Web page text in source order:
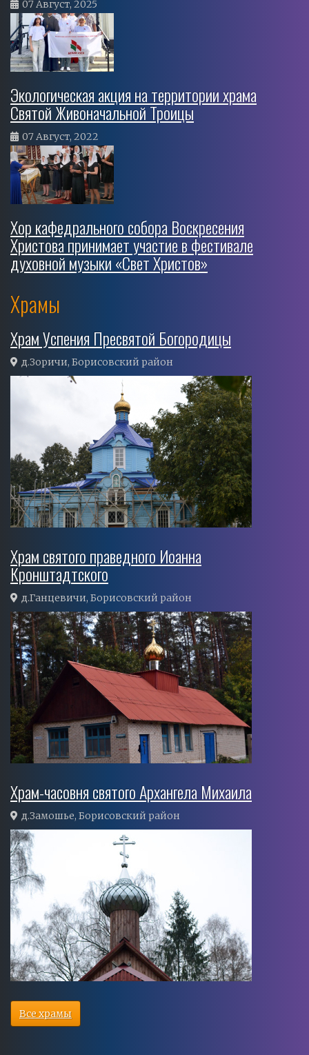
07 Август, 2025
Экологическая акция на территории храма
Святой Живоначальной Троицы
07 Август, 2022
Хор кафедрального собора Воскресения
Христова принимает участие в фестивале
духовной музыки «Свет Христов»
Храмы
Храм Успения Пресвятой Богородицы
д.Зоричи, Борисовский район
Храм святого праведного Иоанна
Кронштадтского
д.Ганцевичи, Борисовский район
Храм-часовня святого Архангела Михаила
д.Замошье, Борисовский район
Все храмы